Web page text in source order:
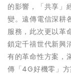
的影響，「共享」
變。遠傳電信深耕
服務，此次更以革
鎖定千禧世代新興
有的革命性方案，
傳「4G好機零」